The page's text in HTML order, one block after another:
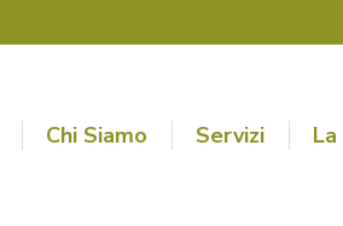
Chi Siamo Servizi La